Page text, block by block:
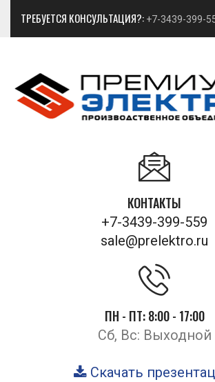
ТРЕБУЕТСЯ КОНСУЛЬТАЦИЯ?: +7-3439-399-
КОНТАКТЫ
+7-3439-399-559
sale@prelektro.ru
ПН - ПТ: 8:00 - 17:00
Сб, Вс: Выходной
Скачать